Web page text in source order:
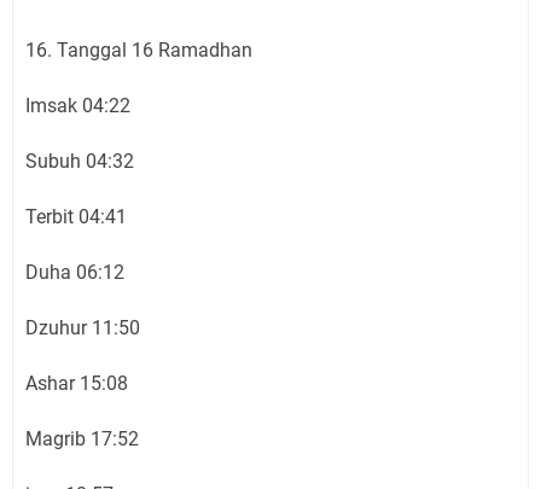
16. Tanggal 16 Ramadhan
Imsak 04:22
Subuh 04:32
Terbit 04:41
Duha 06:12
Dzuhur 11:50
Ashar 15:08
Magrib 17:52